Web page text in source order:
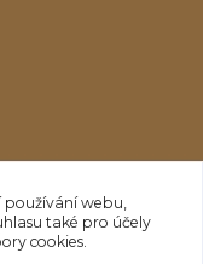
webu,
také pro účely
cookies.